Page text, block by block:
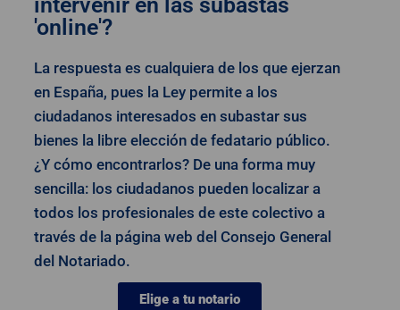
'online'?
La respuesta es cualquiera de los que ejerzan
en España, pues la Ley permite a los
ciudadanos interesados en subastar sus
bienes la libre elección de fedatario público.
¿Y cómo encontrarlos? De una forma muy
sencilla: los ciudadanos pueden localizar a
todos los profesionales de este colectivo a
través de la página web del Consejo General
del Notariado.
Elige a tu notario